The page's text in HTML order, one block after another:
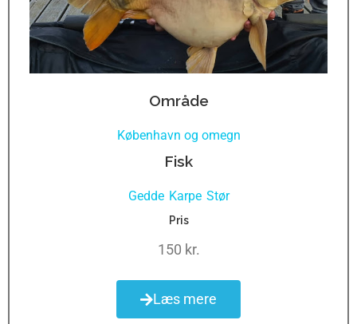
Område
København og omegn
Fisk
Gedde, Karpe, Stør
Pris
150 kr.
Læs mere